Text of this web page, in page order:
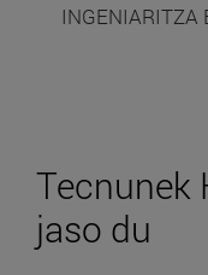
INGENIARITZA
Tecnunek
jaso du